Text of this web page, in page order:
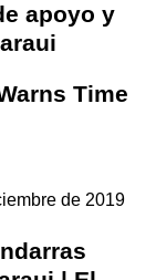
apoyo y
Time
de 2019